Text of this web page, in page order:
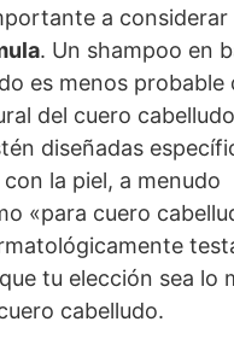
a considerar
. Un shampoo en
es menos probable
del cuero
diseñadas
la piel, a menudo
«para cuero
tu elección sea lo
cabelludo.